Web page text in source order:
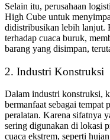
Selain itu, perusahaan
High Cube untuk
didistribusikan lebih lanjut.
terhadap cuaca buruk,
barang yang disimpan,
2. Industri Konstruksi
Dalam industri konstruksi,
bermanfaat sebagai tempat
peralatan. Karena sifatnya
sering digunakan di lokasi
cuaca ekstrem, seperti